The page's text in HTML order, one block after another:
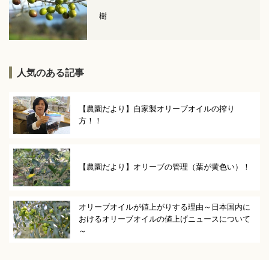
樹
人気のある記事
【農園だより】自家製オリーブオイルの搾り
方！！
【農園だより】オリーブの管理（葉が黄色い）！
オリーブオイルが値上がりする理由～日本国内に
おけるオリーブオイルの値上げニュースについて
～